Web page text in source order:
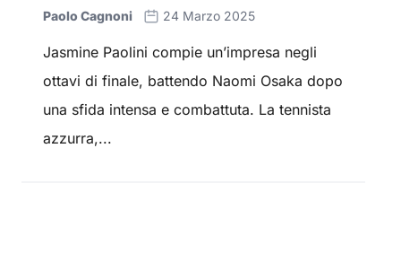
Paolo Cagnoni 24 Marzo 2025
Jasmine Paolini compie un’impresa negli
ottavi di finale, battendo Naomi Osaka dopo
una sfida intensa e combattuta. La tennista
azzurra,...